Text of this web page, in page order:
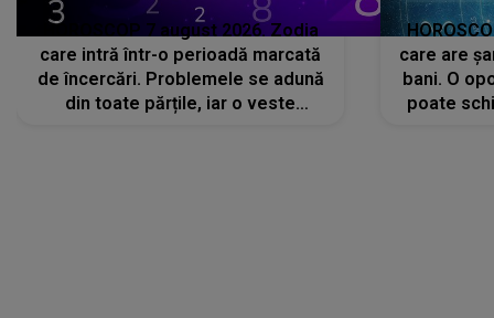
HOROSCOP 7 august 2026. Zodia
care intră într-o perioadă marcată
de încercări. Problemele se adună
din toate părțile, iar o veste
care are
bani. O
poate